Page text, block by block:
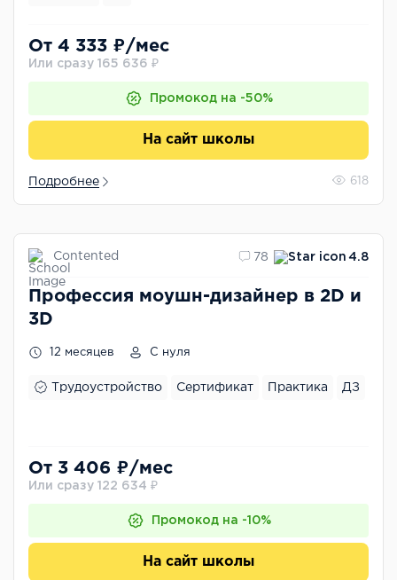
От 4 333 ₽/мес
Или сразу 165 636 ₽
Промокод на -50%
На сайт школы
Подробнее 618
Contented 78 4.8
Профессия моушн-дизайнер в 2D и
3D
12 месяцев С нуля
Трудоустройство Сертификат Практика ДЗ
От 3 406 ₽/мес
Или сразу 122 634 ₽
Промокод на -10%
На сайт школы